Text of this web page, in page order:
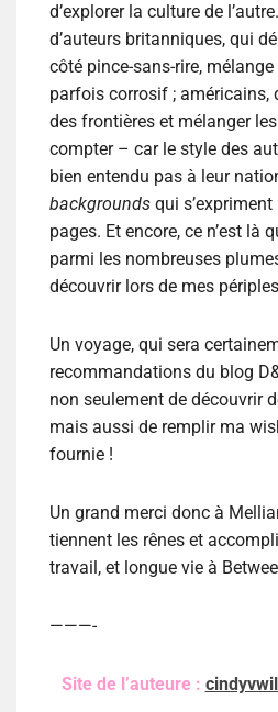
d’explorer la culture de
d’auteurs britanniques, qui
côté pince-sans-rire, mélange
parfois corrosif ; américains,
des frontières et mélanger
compter – car le style des
bien entendu pas à leur
backgrounds qui
pages. Et encore, ce n’est là
parmi les nombreuses
découvrir lors de mes
Un voyage, qui sera
recommandations du blog
non seulement de découvrir
mais aussi de remplir ma
fournie !
Un grand merci donc à
tiennent les rênes et
travail, et longue vie à
———-
Site de l’auteure :